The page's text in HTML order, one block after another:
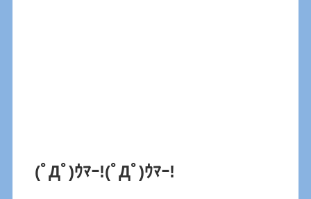
(ﾟДﾟ)ｳﾏｰ!(ﾟДﾟ)ｳﾏｰ!